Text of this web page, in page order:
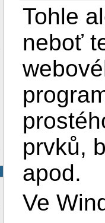
Tohle
neboť
prvků,
apod.
Ve